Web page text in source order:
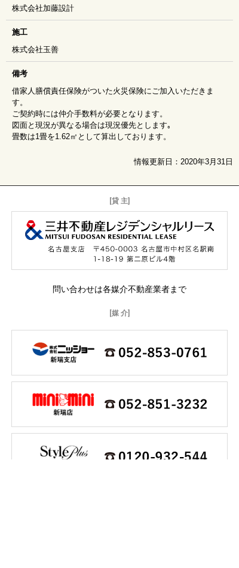
株式会社加藤設計
施工
株式会社玉善
備考
借家人膳償責任保険がついた火災保険にご加入いただきま
す。
ご契約時には仲介手数料が必要となります。
図面と現況が異なる場合は現況優先とします｡
畳数は1畳を1.62㎡として算出しております。
情報更新日：2020年3月31日
[貸 主]
問い合わせは各媒介不動産業者まで
[媒 介]